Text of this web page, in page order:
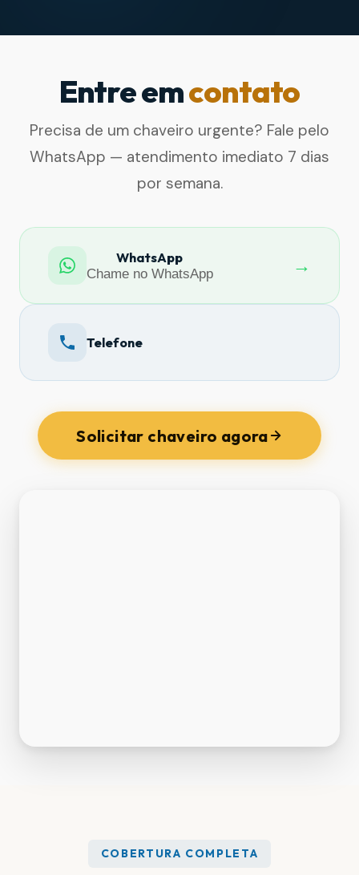
Entre emcontato
Precisa de um chaveiro urgente? Fale pelo
WhatsApp — atendimento imediato 7 dias
por semana.
WhatsApp
Chame no WhatsApp
→
Telefone
Solicitar chaveiro agora
COBERTURA COMPLETA